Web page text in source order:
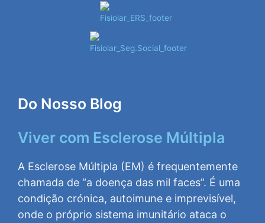
Do Nosso Blog
Viver com Esclerose Múltipla
A Esclerose Múltipla (EM) é frequentemente
chamada de “a doença das mil faces”. É uma
condição crónica, autoimune e imprevisível,
onde o próprio sistema imunitário ataca o